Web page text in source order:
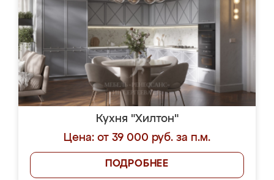
Кухня "Хилтон"
Цена: от 39 000 руб. за п.м.
ПОДРОБНЕЕ